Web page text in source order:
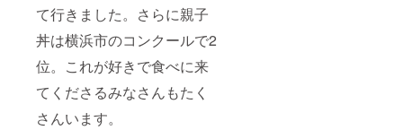
て行きました。さらに親子
丼は横浜市のコンクールで2
位。これが好きで食べに来
てくださるみなさんもたく
さんいます。